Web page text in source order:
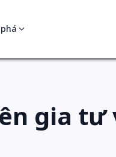
gia tư